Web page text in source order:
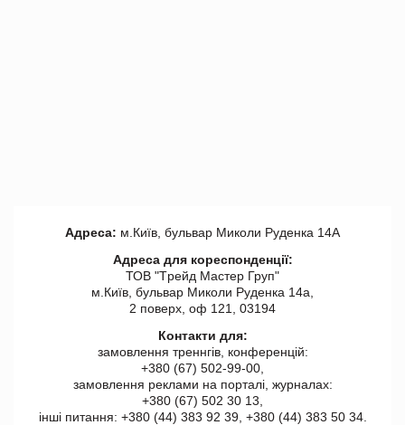
Адреса: м.Київ, бульвар Миколи Руденка 14А
Адреса для кореспонденції:
ТОВ "Tрейд Мастер Груп"
м.Київ, бульвар Миколи Руденка 14а,
2 поверх, оф 121, 03194
Контакти для:
замовлення треннгів, конференцій:
+380 (67) 502-99-00,
замовлення реклами на порталі, журналах:
+380 (67) 502 30 13,
інші питання: +380 (44) 383 92 39, +380 (44) 383 50 34.